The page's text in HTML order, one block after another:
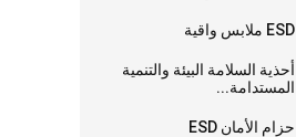
ESD ملابس واقية
أحذية السلامة البيئة والتنمية
المستدامة...
حزام الأمان ESD